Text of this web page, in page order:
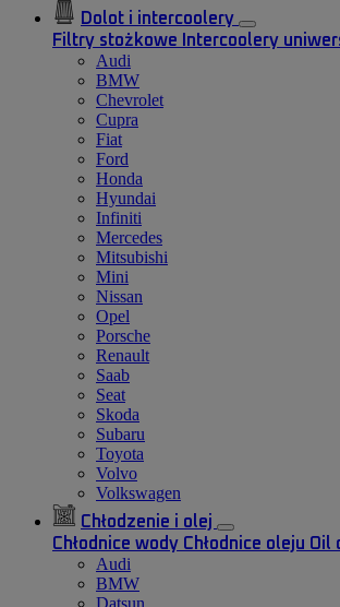
Dolot i intercoolery
Filtry stożkowe
Intercoolery
Audi
BMW
Chevrolet
Cupra
Fiat
Ford
Honda
Hyundai
Infiniti
Mercedes
Mitsubishi
Mini
Nissan
Opel
Porsche
Renault
Saab
Seat
Skoda
Subaru
Toyota
Volvo
Volkswagen
Chłodzenie i olej
Chłodnice wody Chłodnice oleju Oil
Audi
BMW
Datsun